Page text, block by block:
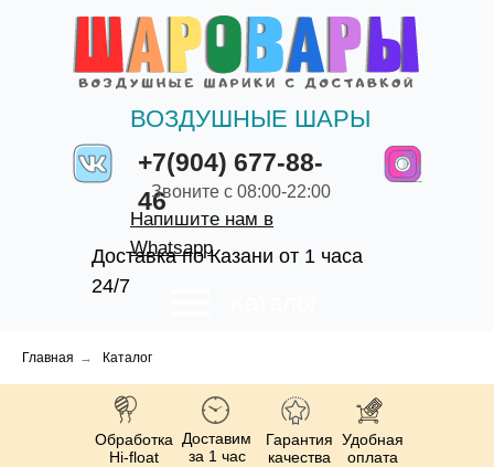
+7(904) 677-88-
46
ВОЗДУШНЫЕ ШАРЫ
Доставка по Казани от 1 часа
24/7
Звоните с 08:00-22:00
Напишите нам в
Whatsapp
Главная → Каталог
Обработка
Hi-float
Доставим
за 1 час
Гарантия
качества
Удобная
оплата